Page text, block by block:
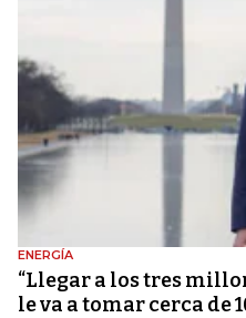
ENERGÍA
“Llegar a los tres
le va a tomar cerca de